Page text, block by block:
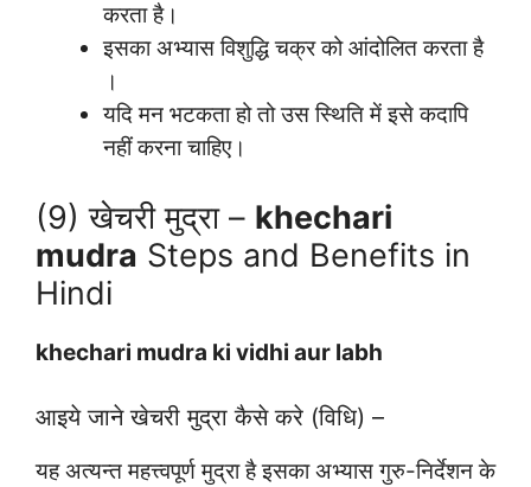
करता है।
इसका अभ्यास विशुद्धि चक्र को आंदोलित करता है
।
यदि मन भटकता हो तो उस स्थिति में इसे कदापि
नहीं करना चाहिए।
(9) खेचरी मुद्रा – khechari
mudra Steps and Benefits in
Hindi
khechari mudra ki vidhi aur labh
आइये जाने खेचरी मुद्रा कैसे करे (विधि) –
यह अत्यन्त महत्त्वपूर्ण मुद्रा है इसका अभ्यास गुरु-निर्देशन के